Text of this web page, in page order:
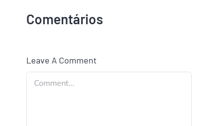
Comentários
Leave A Comment
Comment